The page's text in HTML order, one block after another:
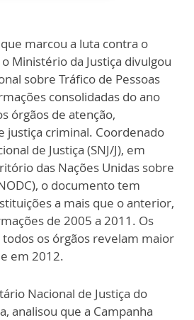
marcou a luta contra o
Ministério da Justiça divulgou
sobre Tráfico de Pessoas
consolidadas do ano
órgãos de atenção,
justiça criminal. Coordenado
de Justiça (SNJ/J), em
das Nações Unidas sobre
o documento tem
a mais que o anterior,
de 2005 a 2011. Os
os órgãos revelam maior
em 2012.
Nacional de Justiça do
analisou que a Campanha